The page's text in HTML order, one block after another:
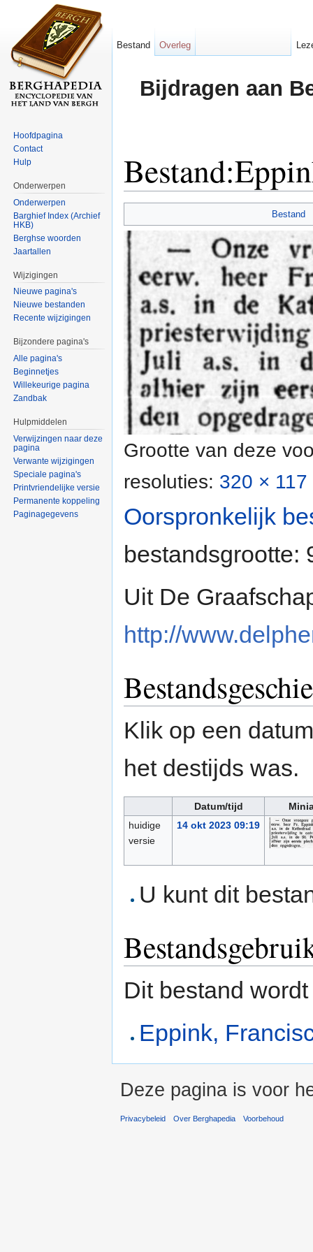
Bijdragen aan
Bestand
Grootte van deze
resoluties: 320 × 117
Oorspronkelijk
bestandsgrootte:
Uit De
http://
Klik op een
het destijds was.
Datum/tijd
huidige
versie
14 okt 2023 09:19
U kunt dit
Dit bestand
Eppink,
Bestand Overleg
Hoofdpagina
Contact
Hulp
Onderwerpen
Onderwerpen
Barghief Index (Archief
HKB)
Berghse woorden
Jaartallen
Wijzigingen
Nieuwe pagina's
Nieuwe bestanden
Recente wijzigingen
Bijzondere pagina's
Alle pagina's
Beginnetjes
Willekeurige pagina
Zandbak
Hulpmiddelen
Verwijzingen naar deze
pagina
Verwante wijzigingen
Speciale pagina's
Printvriendelijke versie
Permanente koppeling
Paginagegevens
Deze pagina is voor
Privacybeleid Over Berghapedia Voorbehoud